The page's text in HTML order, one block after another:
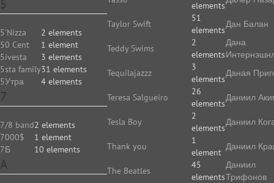
5
5'Nizza
2 elements
50 Cent
1 element
5ivesta
3 elements
5sta family31 elements
5Утра
4 elements
7
7/8 band2 elements
7000$
1 element
7Б
10 elements
A
elements
Taylor Swift
51
elements
Teddy Swims
2
elements
Tequilajazzz
3
elements
Teresa Salgueiro
26
elements
Tesla Boy
2
elements
Thank you
1
element
The Beatles
45
elements
Дан Балан
Дана
Даная
Даниил
Даниил
Даниил
Даниил
Трифонов